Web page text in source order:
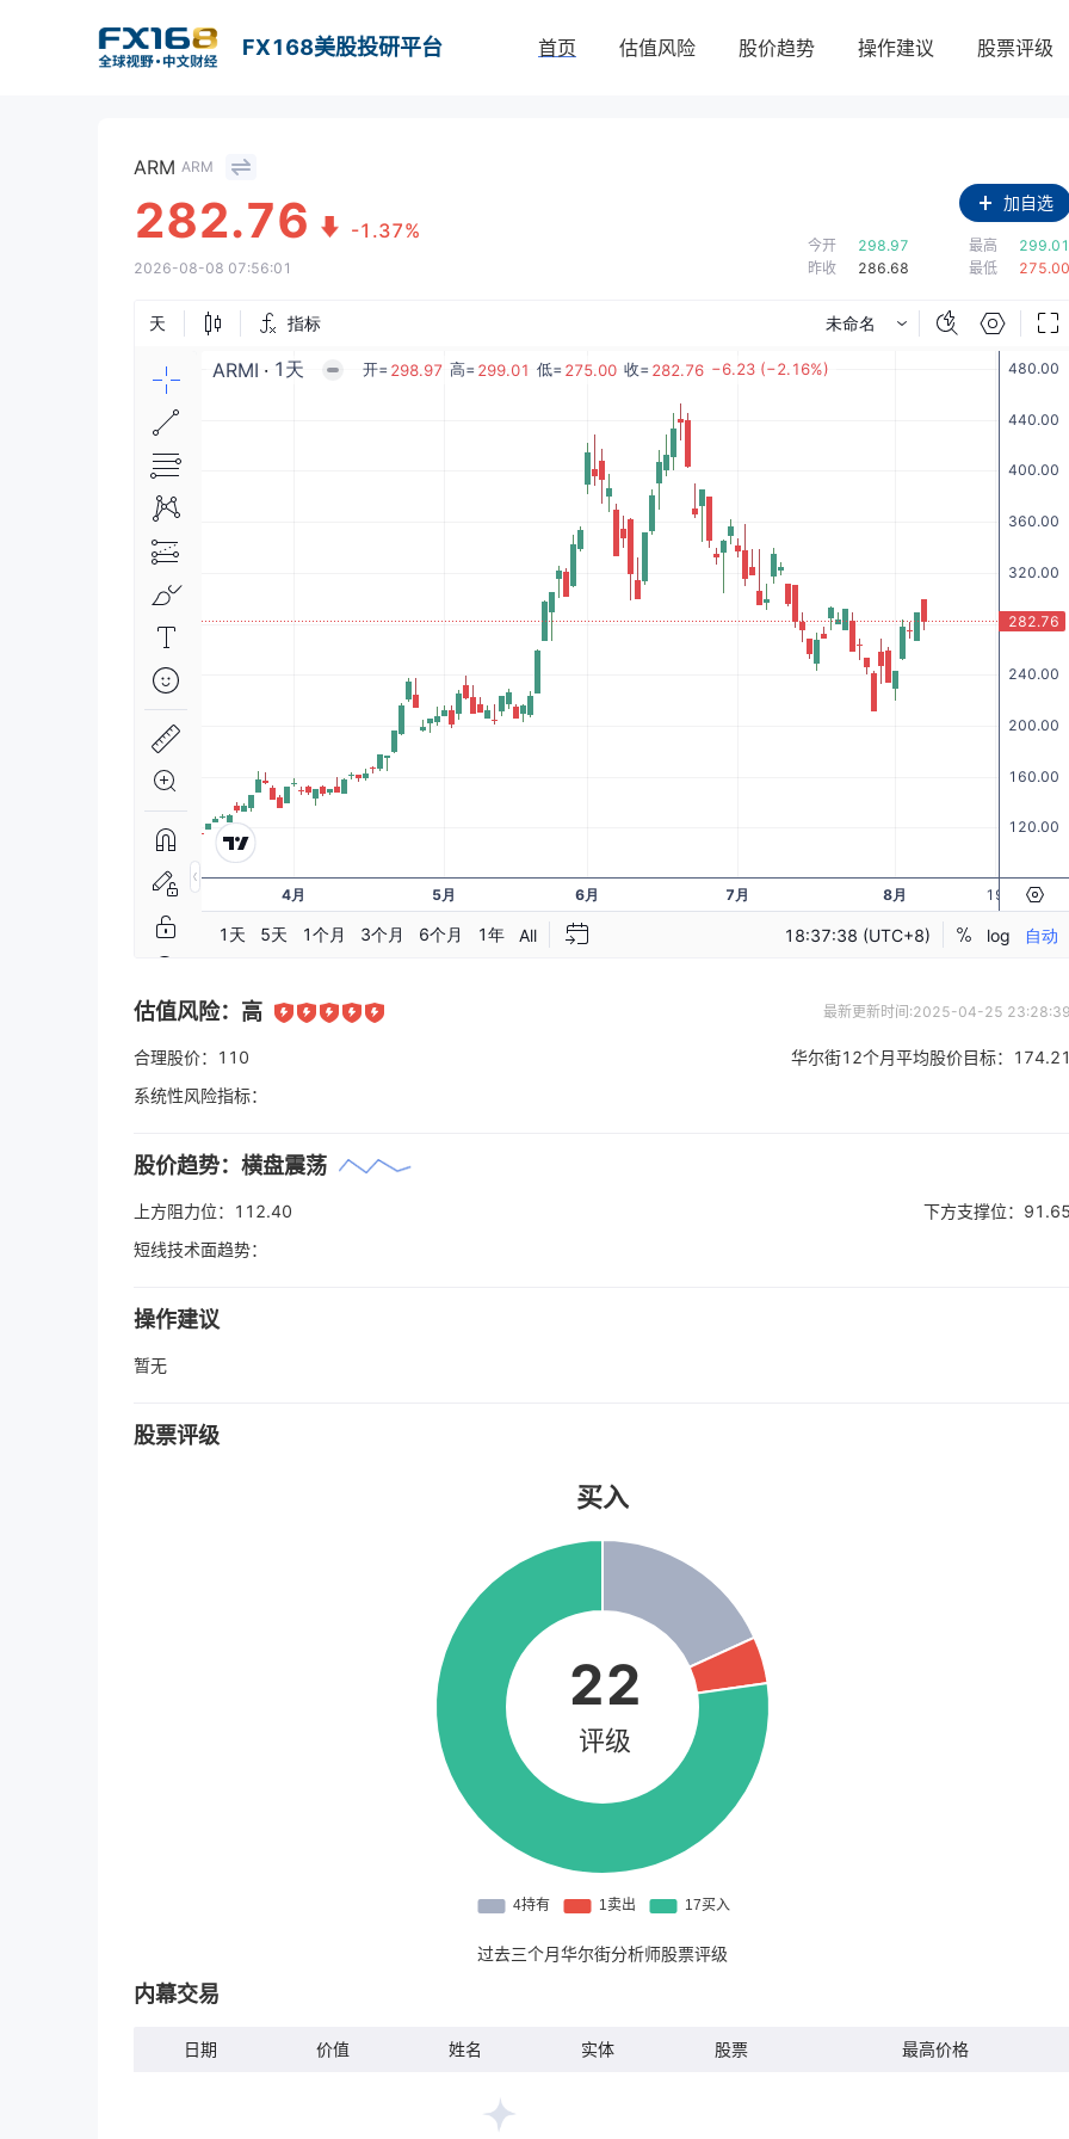
FX168美股投研平台 首页 估值风险 股价趋势 操作建议 股票评级
ARM ARM
282.76 -1.37%
2026-08-08 07:56:01
加自选
今开 298.97 最高
299.01
昨收
286.68 最低 275.00
估值风险： 高 最新更新时间:2025-04-25
合理股价： 110 华尔街12个月平均股价目标：
系统性风险指标：
股价趋势： 横盘震荡
上方阻力位： 112.40 下方支撑位：
短线技术面趋势：
操作建议
暂无
股票评级
22
评级
过去三个月华尔街分析师股票评级
内幕交易
日期 价值 姓名 实体 股票 最高价格